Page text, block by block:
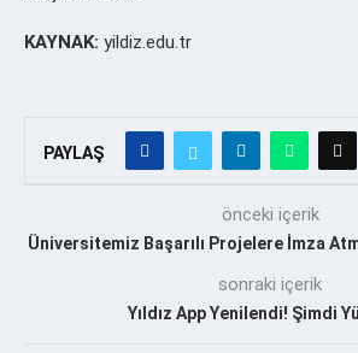
KAYNAK: yildiz.edu.tr
PAYLAŞ
önceki içerik
Üniversitemiz Başarılı Projelere İmza
sonraki içerik
Yıldız App Yenilendi! Şimdi